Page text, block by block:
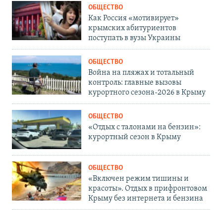
ОБЩЕСТВО
Как Россия «мотивирует»
крымских абитуриентов
поступать в вузы Украины
ОБЩЕСТВО
Война на пляжах и тотальный
контроль: главные вызовы
курортного сезона-2026 в Крыму
ОБЩЕСТВО
«Отдых с талонами на бензин»:
курортный сезон в Крыму
ОБЩЕСТВО
«Включен режим тишины и
красоты». Отдых в прифронтовом
Крыму без интернета и бензина